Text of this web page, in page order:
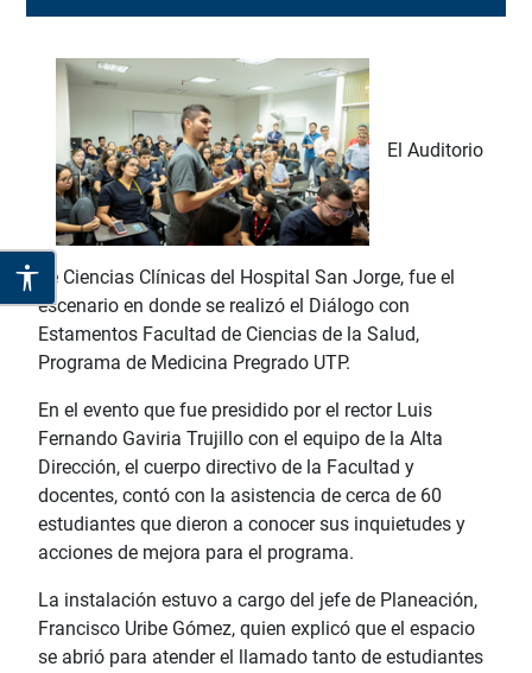
El Auditorio
de Ciencias Clínicas del Hospital San Jorge, fue el
escenario en donde se realizó el Diálogo con
Estamentos Facultad de Ciencias de la Salud,
Programa de Medicina Pregrado UTP.
En el evento que fue presidido por el rector Luis
Fernando Gaviria Trujillo con el equipo de la Alta
Dirección, el cuerpo directivo de la Facultad y
docentes, contó con la asistencia de cerca de 60
estudiantes que dieron a conocer sus inquietudes y
acciones de mejora para el programa.
La instalación estuvo a cargo del jefe de Planeación,
Francisco Uribe Gómez, quien explicó que el espacio
se abrió para atender el llamado tanto de estudiantes